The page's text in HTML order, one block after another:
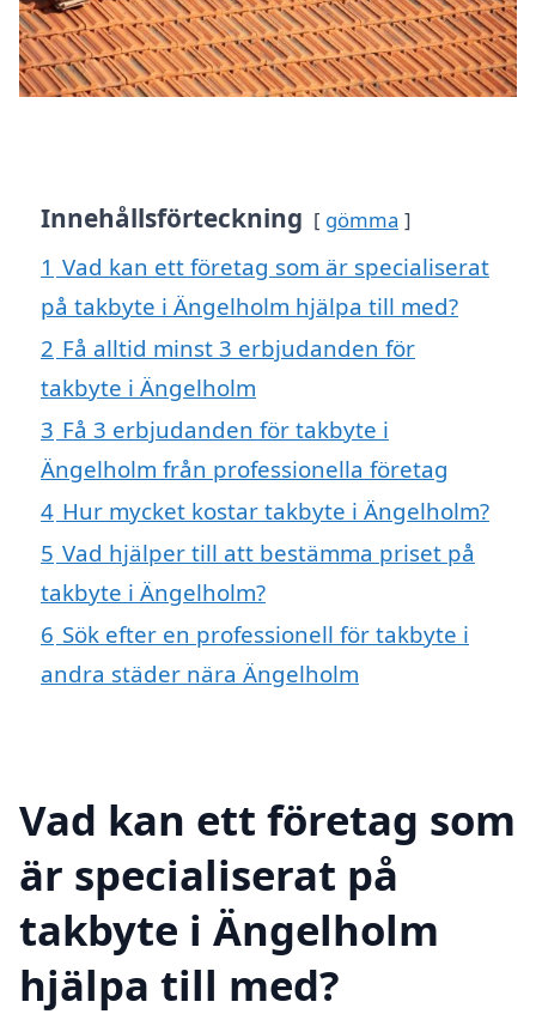
Innehållsförteckning gömma
1 Vad kan ett företag som är specialiserat
på takbyte i Ängelholm hjälpa till med?
2 Få alltid minst 3 erbjudanden för
takbyte i Ängelholm
3 Få 3 erbjudanden för takbyte i
Ängelholm från professionella företag
4 Hur mycket kostar takbyte i Ängelholm?
5 Vad hjälper till att bestämma priset på
takbyte i Ängelholm?
6 Sök efter en professionell för takbyte i
andra städer nära Ängelholm
Vad kan ett företag som
är specialiserat på
takbyte i Ängelholm
hjälpa till med?